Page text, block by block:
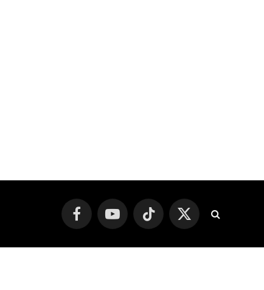
FacebookYouTube TikTok
X
(Twitter)